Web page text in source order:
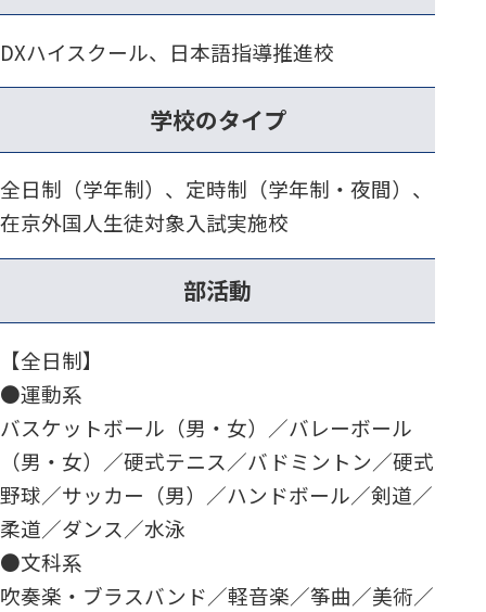
DXハイスクール、日本語指導推進校
学校のタイプ
全日制（学年制）、定時制（学年制・夜間）、
在京外国人生徒対象入試実施校
部活動
【全日制】
●運動系
バスケットボール（男・女）／バレーボール
（男・女）／硬式テニス／バドミントン／硬式
野球／サッカー（男）／ハンドボール／剣道／
柔道／ダンス／水泳
●文科系
吹奏楽・ブラスバンド／軽音楽／筝曲／美術／